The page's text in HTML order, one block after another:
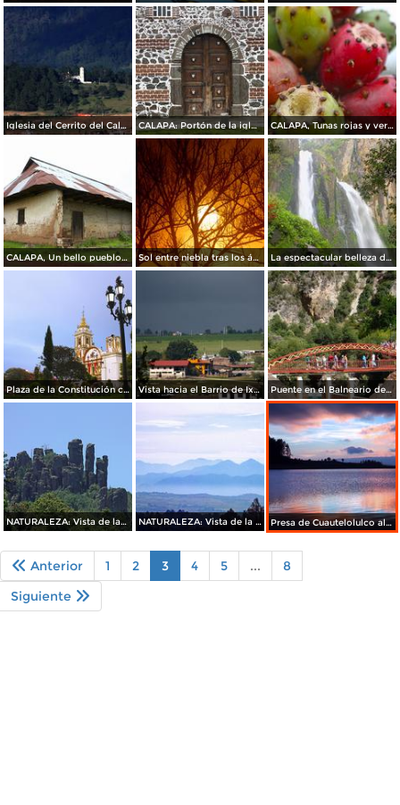
Iglesia del Cerrito del Calvario CALAPA: Portón de la iglesia CALAPA, Tunas rojas y verdes
CALAPA, Un bello pueblo viejo Sol entre niebla tras los árboles La espectacular belleza de las Cascadas de Quetzalapan
Plaza de la Constitución con la Parroquia al fondo Vista hacia el Barrio de Ixtlahuaca Puente en el Balneario de Aguas Termales
NATURALEZA: Vista de las Formaciones Rocosas "Los Órganos" NATURALEZA: Vista de la serranía Presa de Cuautelolulco al ocaso
Anterior 1 2 3 4 5 ...
8
Siguiente